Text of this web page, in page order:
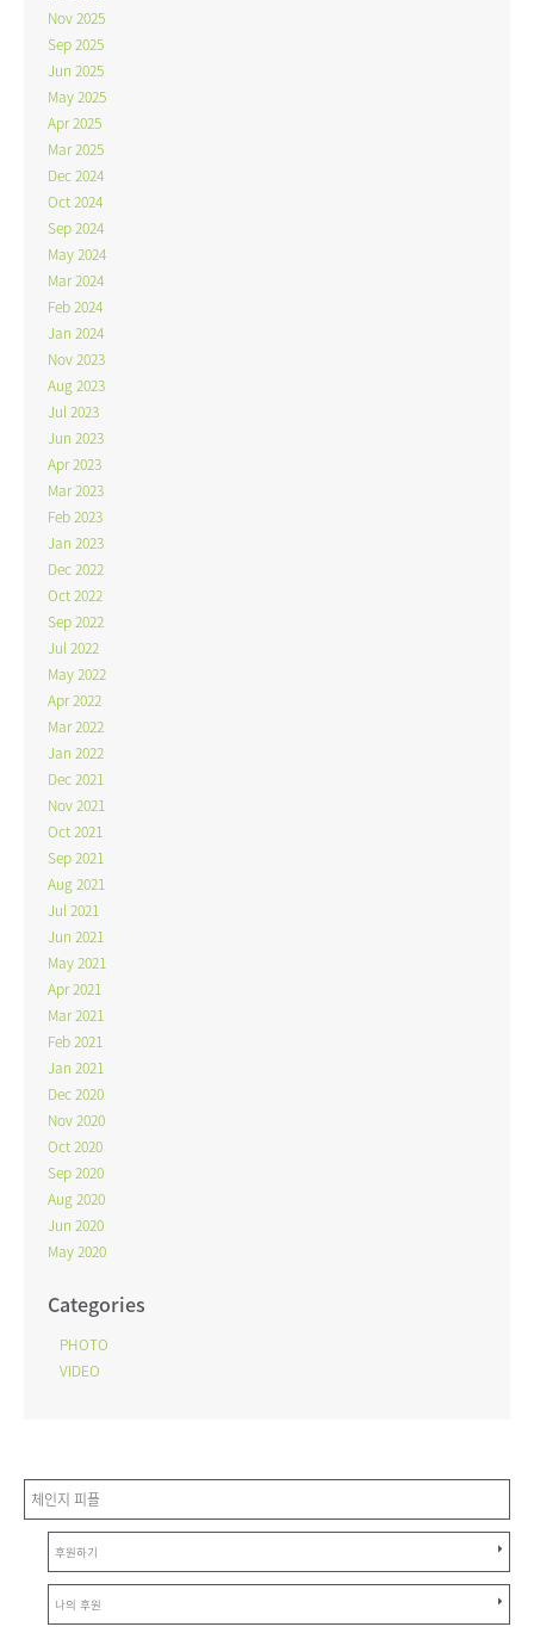
Nov 2025
Sep 2025
Jun 2025
May 2025
Apr 2025
Mar 2025
Dec 2024
Oct 2024
Sep 2024
May 2024
Mar 2024
Feb 2024
Jan 2024
Nov 2023
Aug 2023
Jul 2023
Jun 2023
Apr 2023
Mar 2023
Feb 2023
Jan 2023
Dec 2022
Oct 2022
Sep 2022
Jul 2022
May 2022
Apr 2022
Mar 2022
Jan 2022
Dec 2021
Nov 2021
Oct 2021
Sep 2021
Aug 2021
Jul 2021
Jun 2021
May 2021
Apr 2021
Mar 2021
Feb 2021
Jan 2021
Dec 2020
Nov 2020
Oct 2020
Sep 2020
Aug 2020
Jun 2020
May 2020
Categories
PHOTO
VIDEO
체인지 피플
후원하기
나의 후원